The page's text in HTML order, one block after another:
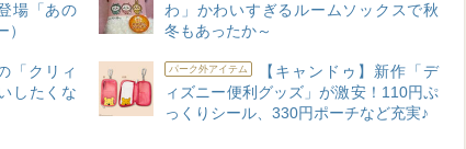
場「あの
わ」かわいすぎるルームソックスで秋
冬もあったか～
「クリィ
したくな
パーク外アイテム
【キャンドゥ】新作「デ
ィズニー便利グッズ」が激安！110円ぷ
っくりシール、330円ポーチなど充実♪